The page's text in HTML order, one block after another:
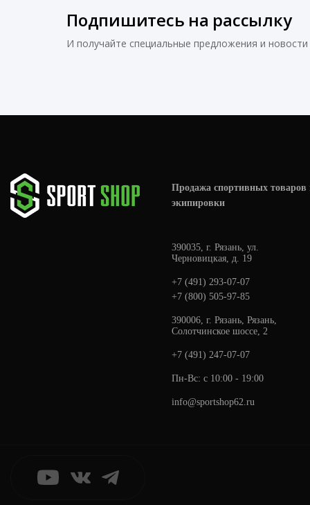
Подпишитесь на рассылку
И получайте специальные предложения и
Продажа спортивных товаров
экипировки
390035, г. Рязань, ул.
Черновицкая, д. 19
+7 (491) 293-07-07
+7 (800) 505-97-85
390006, г. Рязань, Рязань,
Солотчинское шоссе, 2
+7 (491) 247-07-07
Пн-Вс: с 10:00 - 19:00
info@sportshop62.ru